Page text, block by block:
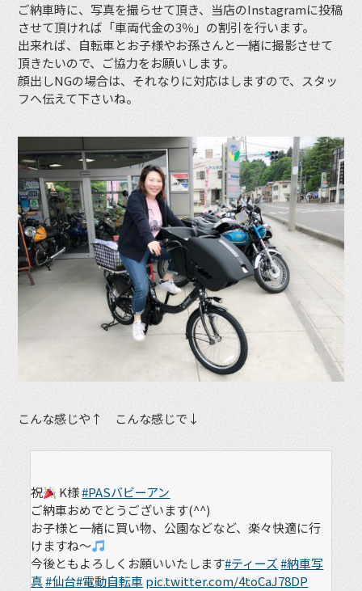
ご納車時に、写真を撮らせて頂き、当店のInstagramに投稿
させて頂ければ「車両代金の3％」の割引を行います。
出来れば、自転車とお子様やお孫さんと一緒に撮影させて
頂きたいので、ご協力をお願いします。
顔出しNGの場合は、それなりに対応はしますので、スタッ
フへ伝えて下さいね。
こんな感じや↑ こんな感じで↓
祝 K様#PASバビーアン
ご納車おめでとうございます(^^)
お子様と一緒に買い物、公園などなど、楽々快適に行
けますね～
今後ともよろしくお願いいたします#ティーズ#納車写
真#仙台#電動自転車pic.twitter.com/4toCaJ78DP